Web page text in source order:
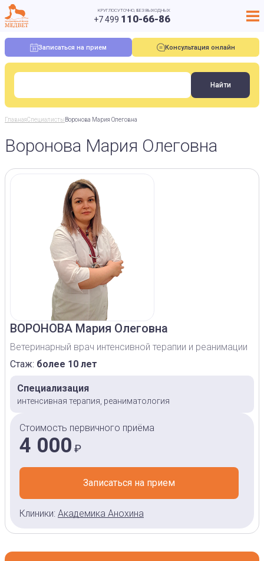
КРУГЛОСУТОЧНО, БЕЗ ВЫХОДНЫХ
+7 499 110-66-86
Записаться на прием Консультация онлайн
ГлавнаяСпециалистыВоронова Мария Олеговна
Воронова Мария Олеговна
ВОРОНОВА Мария Олеговна
Ветеринарный врач интенсивной терапии и реанимации
Стаж: более 10 лет
Специализация
интенсивная терапия, реаниматология
Стоимость первичного приёма
4 000 ₽
Записаться на прием
Клиники: Академика Анохина